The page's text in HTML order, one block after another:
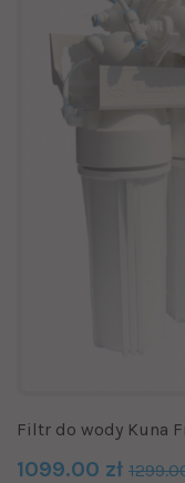
Filtr do wody Kuna
1099.00 zł